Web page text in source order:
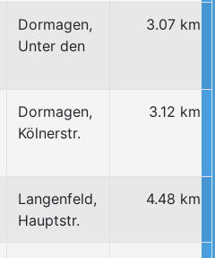
Dormagen,
Unter den
3.07 km
Dormagen,
Kölnerstr.
3.12 km
Langenfeld,
Hauptstr.
4.48 km